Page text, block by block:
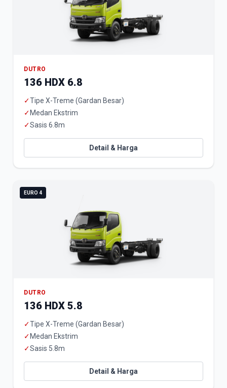
DUTRO
136 HDX 6.8
✓Tipe X-Treme (Gardan Besar)
✓ Medan Ekstrim
✓Sasis 6.8m
Detail & Harga
EURO 4
DUTRO
136 HDX 5.8
✓Tipe X-Treme (Gardan Besar)
✓ Medan Ekstrim
✓Sasis 5.8m
Detail & Harga